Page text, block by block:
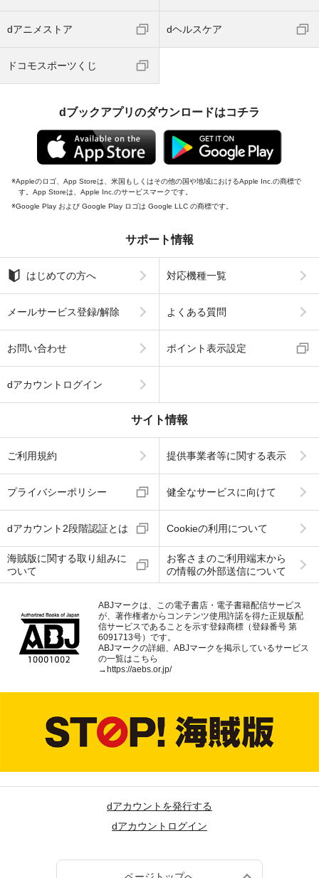
dアニメストア dヘルスケア
ドコモスポーツくじ
dブックアプリのダウンロードはコチラ
Appleのロゴ、App Storeは、米国もしくはその他の国や地域におけるApple Inc.の商標で
す。App Storeは、Apple Inc.のサービスマークです。
Google Play および Google Play ロゴは Google LLC の商標です。
サポート情報
はじめての方へ 対応機種一覧
メールサービス登録/解除 よくある質問
お問い合わせ ポイント表示設定
dアカウントログイン
サイト情報
ご利用規約 提供事業者等に関する表示
プライバシーポリシー 健全なサービスに向けて
dアカウント2段階認証とは Cookieの利用について
海賊版に関する取り組みに
ついて
お客さまのご利用端末から
の情報の外部送信について
ABJマークは、この電子書店・電子書籍配信サービス
が、著作権者からコンテンツ使用許諾を得た正規版配
信サービスであることを示す登録商標（登録番号 第
6091713号）です。
ABJマークの詳細、ABJマークを掲示しているサービス
の一覧はこちら
→ https://aebs.or.jp/
dアカウントを発行する
dアカウントログイン